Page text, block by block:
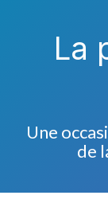
La
Une
de